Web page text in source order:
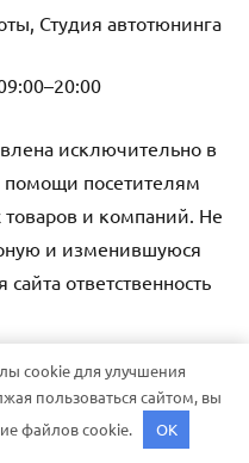
Студия автотюнинга
исключительно в
посетителям
и компаний. Не
и изменившуюся
ответственность
cookie для улучшения
пользоваться сайтом, вы
файлов cookie.
OK